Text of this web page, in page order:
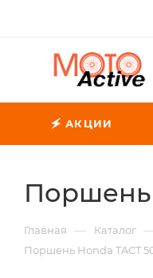
🗲 АКЦИИ
Поршень
Главная — Каталог
Поршень Honda TACT